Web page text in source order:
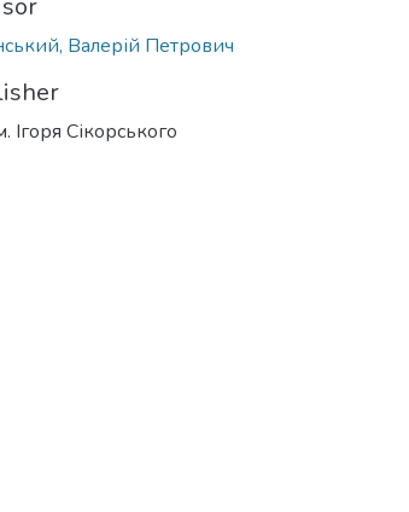
Валерій Петрович
Ігоря Сікорського